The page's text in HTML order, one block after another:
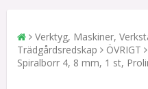
Verktyg, Maskiner,
Trädgårdsredskap
ÖVRIGT
Spiralborr 4, 8 mm, 1 st,